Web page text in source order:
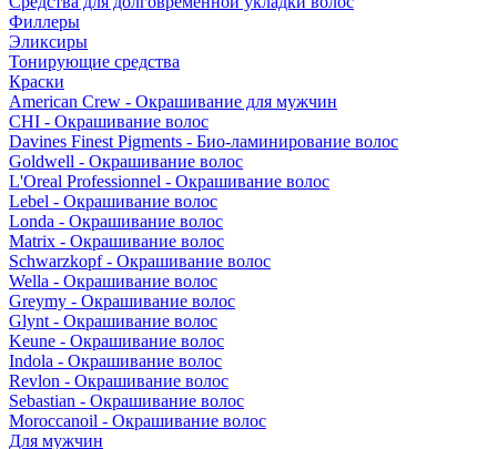
Филлеры
Эликсиры
Тонирующие средства
Краски
American Crew - Окрашивание для мужчин
CHI - Окрашивание волос
Davines Finest Pigments - Био-ламинирование волос
Goldwell - Окрашивание волос
L'Oreal Professionnel - Окрашивание волос
Lebel - Окрашивание волос
Londa - Окрашивание волос
Matrix - Окрашивание волос
Schwarzkopf - Окрашивание волос
Wella - Окрашивание волос
Greymy - Окрашивание волос
Glynt - Окрашивание волос
Keune - Окрашивание волос
Indola - Окрашивание волос
Revlon - Окрашивание волос
Sebastian - Окрашивание волос
Moroccanoil - Окрашивание волос
Для мужчин